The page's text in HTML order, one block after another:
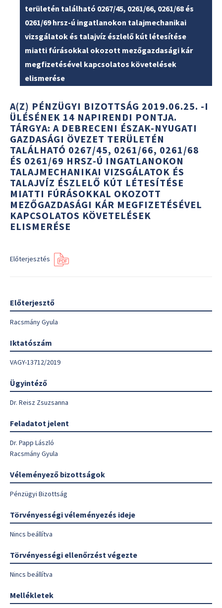
területén található 0267/45, 0261/66, 0261/68 és
0261/69 hrsz-ú ingatlanokon talajmechanikai
vizsgálatok és talajvíz észlelő kút létesítése
miatti fúrásokkal okozott mezőgazdasági kár
megfizetésével kapcsolatos követelések
elismerése
A(Z) PÉNZÜGYI BIZOTTSÁG 2019.06.25. -I
ÜLÉSÉNEK 14 NAPIRENDI PONTJA.
TÁRGYA: A DEBRECENI ÉSZAK-NYUGATI
GAZDASÁGI ÖVEZET TERÜLETÉN
TALÁLHATÓ 0267/45, 0261/66, 0261/68
ÉS 0261/69 HRSZ-Ú INGATLANOKON
TALAJMECHANIKAI VIZSGÁLATOK ÉS
TALAJVÍZ ÉSZLELŐ KÚT LÉTESÍTÉSE
MIATTI FÚRÁSOKKAL OKOZOTT
MEZŐGAZDASÁGI KÁR MEGFIZETÉSÉVEL
KAPCSOLATOS KÖVETELÉSEK
ELISMERÉSE
Előterjesztés
Előterjesztő
Racsmány Gyula
Iktatószám
VAGY-13712/2019
Ügyintéző
Dr. Reisz Zsuzsanna
Feladatot jelent
Dr. Papp László
Racsmány Gyula
Véleményező bizottságok
Pénzügyi Bizottság
Törvényességi véleményezés ideje
Nincs beállítva
Törvényességi ellenőrzést végezte
Nincs beállítva
Mellékletek